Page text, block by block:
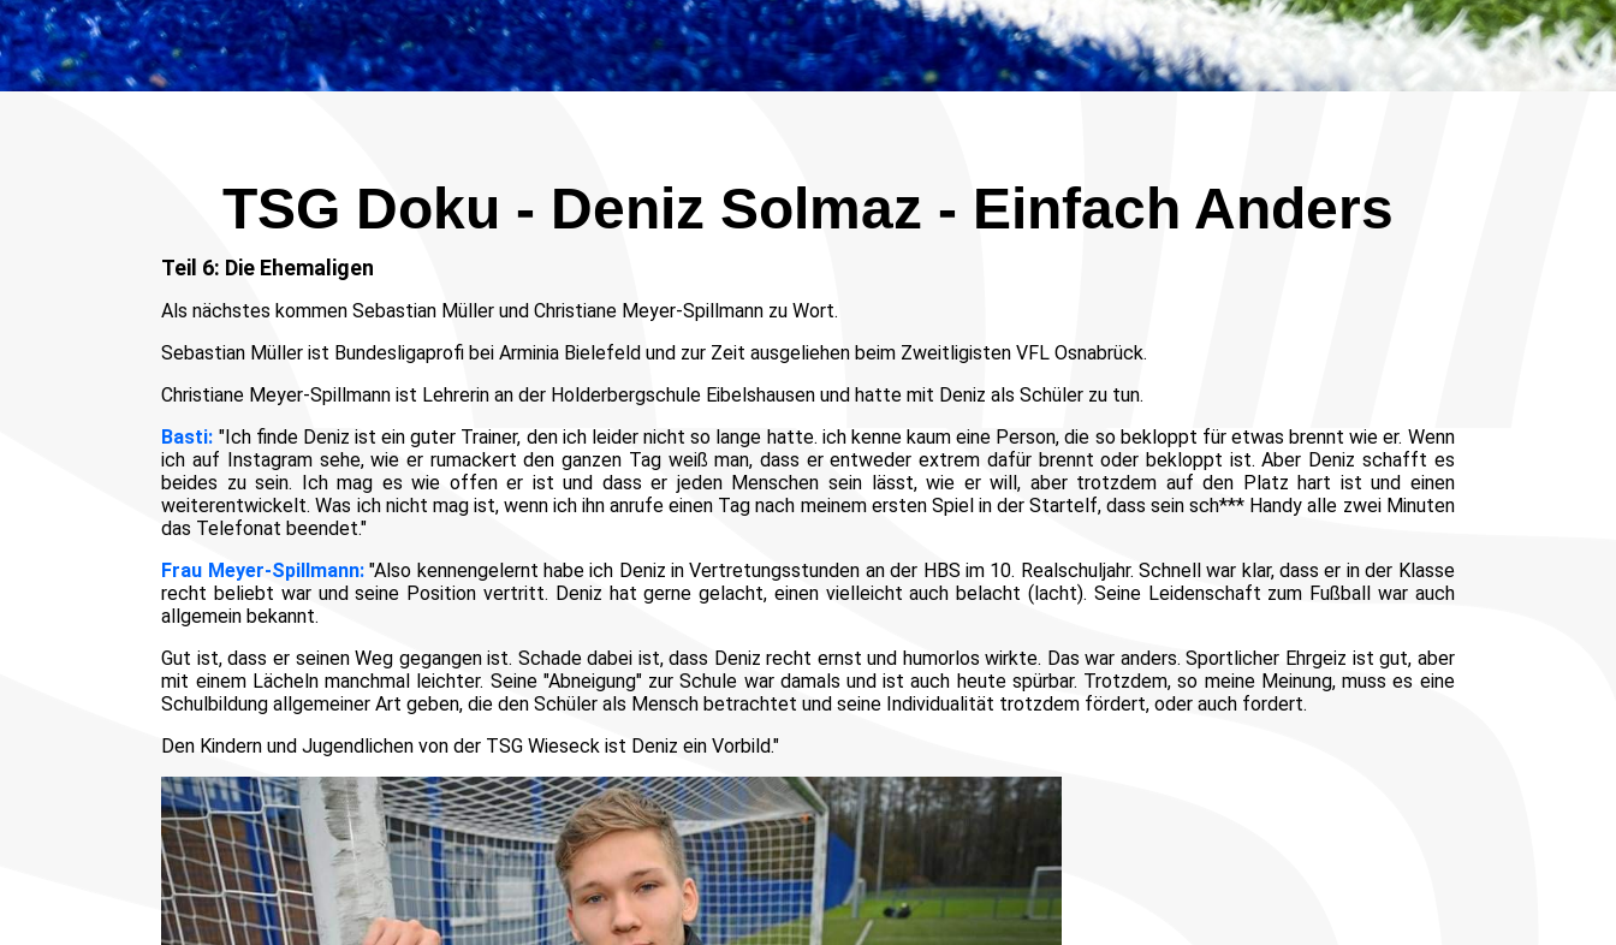
TSG Doku - Deniz Solmaz - Einfach Anders
Teil 6: Die Ehemaligen
Als nächstes kommen Sebastian Müller und Christiane Meyer-Spillmann zu Wort.
Sebastian Müller ist Bundesligaprofi bei Arminia Bielefeld und zur Zeit ausgeliehen beim Zweitligisten VFL Osnabrück.
Christiane Meyer-Spillmann ist Lehrerin an der Holderbergschule Eibelshausen und hatte mit Deniz als Schüler zu tun.
Basti: "Ich finde Deniz ist ein guter Trainer, den ich leider nicht so lange hatte. ich kenne kaum eine Person, die so bekloppt für etwas brennt wie er. Wenn
ich auf Instagram sehe, wie er rumackert den ganzen Tag weiß man, dass er entweder extrem dafür brennt oder bekloppt ist. Aber Deniz schafft es
beides zu sein. Ich mag es wie offen er ist und dass er jeden Menschen sein lässt, wie er will, aber trotzdem auf den Platz hart ist und einen
weiterentwickelt. Was ich nicht mag ist, wenn ich ihn anrufe einen Tag nach meinem ersten Spiel in der Startelf, dass sein sch*** Handy alle zwei Minuten
das Telefonat beendet."
Frau Meyer-Spillmann:"Also kennengelernt habe ich Deniz in Vertretungsstunden an der HBS im 10. Realschuljahr. Schnell war klar, dass er in der Klasse
recht beliebt war und seine Position vertritt. Deniz hat gerne gelacht, einen vielleicht auch belacht (lacht). Seine Leidenschaft zum Fußball war auch
allgemein bekannt.
Gut ist, dass er seinen Weg gegangen ist. Schade dabei ist, dass Deniz recht ernst und humorlos wirkte. Das war anders. Sportlicher Ehrgeiz ist gut, aber
mit einem Lächeln manchmal leichter. Seine "Abneigung" zur Schule war damals und ist auch heute spürbar. Trotzdem, so meine Meinung, muss es eine
Schulbildung allgemeiner Art geben, die den Schüler als Mensch betrachtet und seine Individualität trotzdem fördert, oder auch fordert.
Den Kindern und Jugendlichen von der TSG Wieseck ist Deniz ein Vorbild."